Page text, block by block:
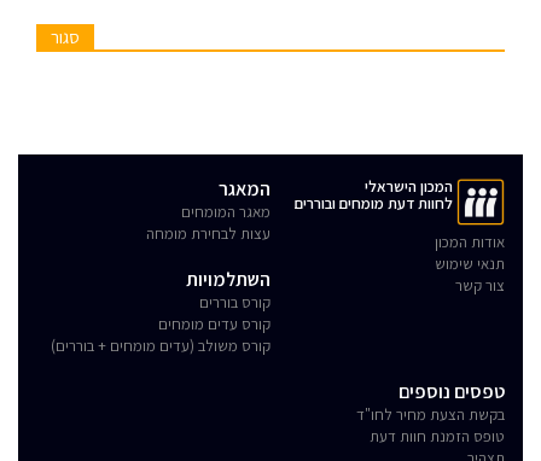
סגור
המכון הישראלי
לחוות דעת מומחים ובוררים
אודות המכון
תנאי שימוש
צור קשר
המאגר
מאגר המומחים
עצות לבחירת מומחה
השתלמויות
קורס בוררים
קורס עדים מומחים
קורס משולב (עדים מומחים + בוררים)
טפסים נוספים
בקשת הצעת מחיר לחו"ד
טופס הזמנת חוות דעת